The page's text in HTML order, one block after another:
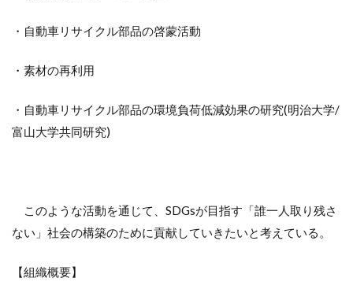
・自動車リサイクル部品の啓蒙活動
・素材の再利用
・自動車リサイクル部品の環境負荷低減効果の研究(明治大学/
富山大学共同研究)
このような活動を通じて、SDGsが目指す「誰一人取り残さ
ない」社会の構築のために貢献していきたいと考えている。
【組織概要】